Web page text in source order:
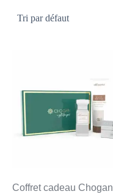
Coffret cadeau Chogan